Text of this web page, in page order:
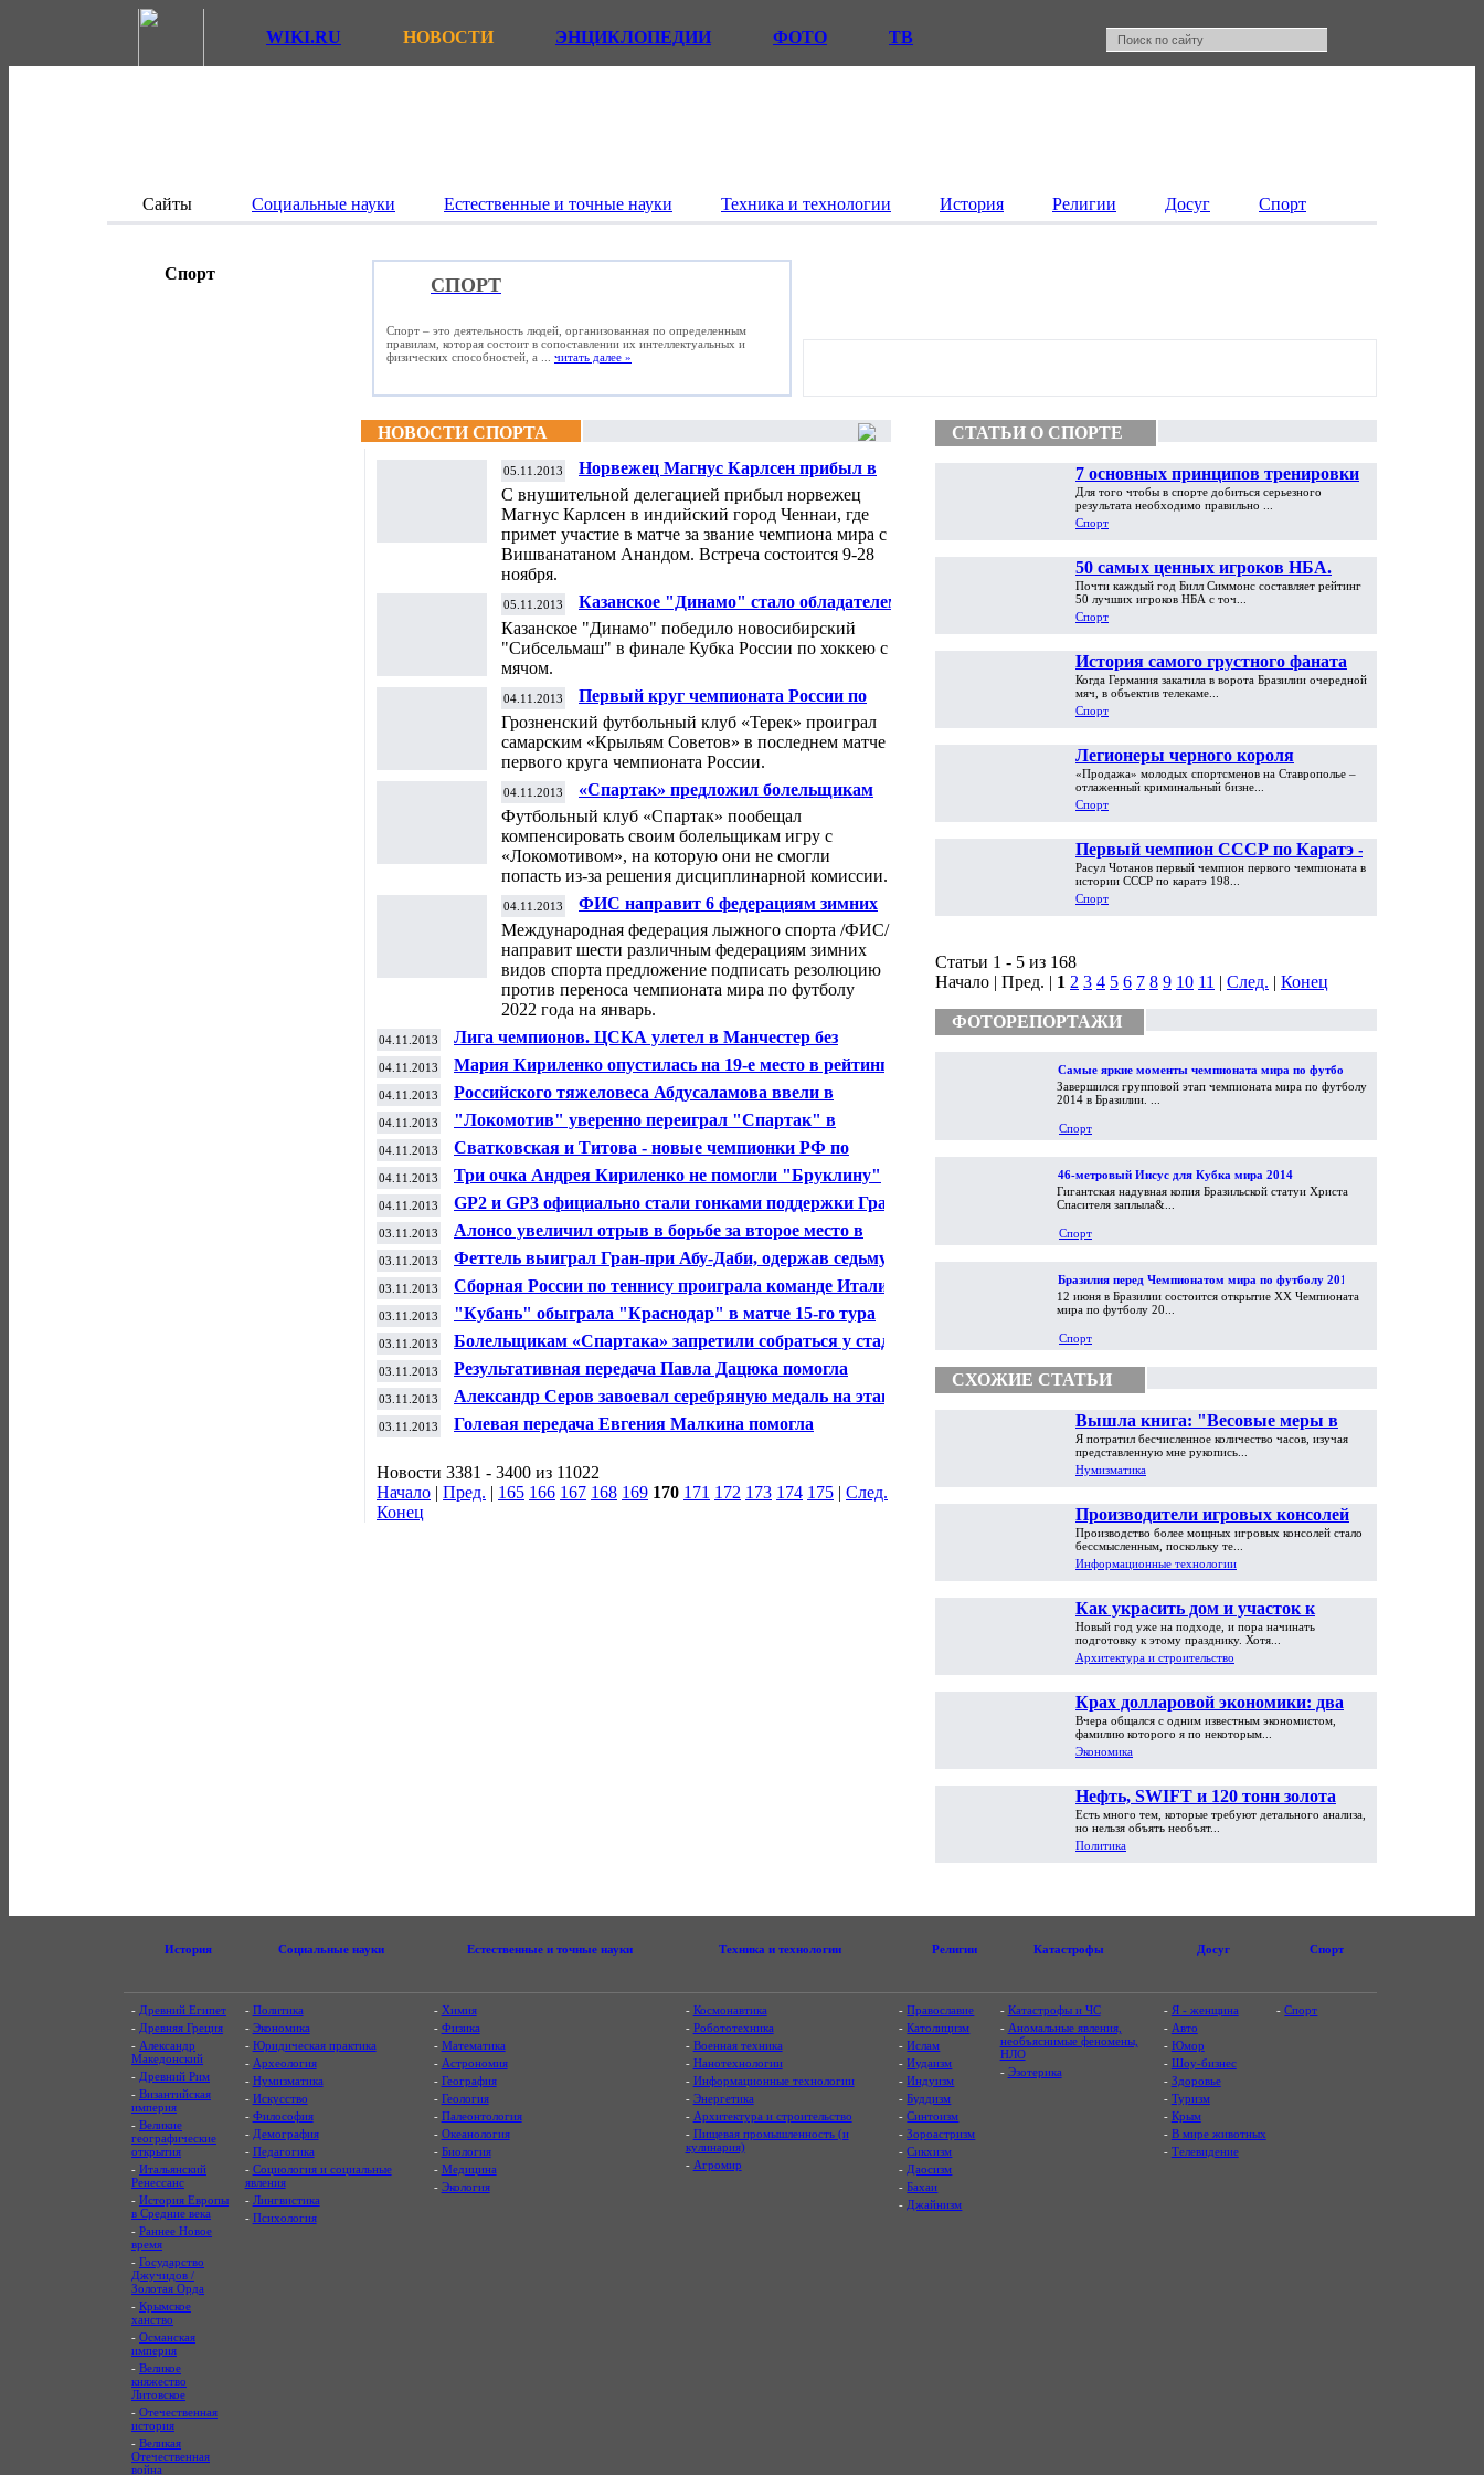
WIKI.RU НОВОСТИ ЭНЦИКЛОПЕДИИ ФОТО ТВ
Сайты Социальные науки Естественные и точные науки Техника и технологии История Религии Досуг Спорт
Спорт
СПОРТ
Спорт – это деятельность людей, организованная по определенным
правилам, которая состоит в сопоставлении их интеллектуальных и
физических способностей, а ... читать далее »
НОВОСТИ СПОРТА
05.11.2013
Норвежец Магнус Карлсен прибыл в
Индию на матч за мировую шахматную
корону с поваром и телохранителем
С внушительной делегацией прибыл норвежец
Магнус Карлсен в индийский город Ченнаи, где
примет участие в матче за звание чемпиона мира с
Вишванатаном Анандом. Встреча состоится 9-28
ноября.
05.11.2013
Казанское "Динамо" стало обладателем
Кубка России по бенди
Казанское "Динамо" победило новосибирский
"Сибсельмаш" в финале Кубка России по хоккею с
мячом.
04.11.2013
Первый круг чемпионата России по
футболу завершился поражением «Терека»
Грозненский футбольный клуб «Терек» проиграл
самарским «Крыльям Советов» в последнем матче
первого круга чемпионата России.
04.11.2013
«Спартак» предложил болельщикам
компенсацию за пропущенный матч
Футбольный клуб «Спартак» пообещал
компенсировать своим болельщикам игру с
«Локомотивом», на которую они не смогли
попасть из-за решения дисциплинарной комиссии.
04.11.2013
ФИС направит 6 федерациям зимних
видов спорта резолюцию против переноса
ЧМ-2022 по футболу на январь
Международная федерация лыжного спорта /ФИС/
направит шести различным федерациям зимних
видов спорта предложение подписать резолюцию
против переноса чемпионата мира по футболу
2022 года на январь.
04.11.2013
Лига чемпионов. ЦСКА улетел в Манчестер без
Березуцкого
04.11.2013
Мария Кириленко опустилась на 19-е место в рейтинг-
листе ВТА
04.11.2013
Российского тяжеловеса Абдусаламова ввели в
искусственную кому
04.11.2013
"Локомотив" уверенно переиграл "Спартак" в
безмолвном Черкизово
04.11.2013
Сватковская и Титова - новые чемпионки РФ по
художественной гимнастике
04.11.2013
Три очка Андрея Кириленко не помогли "Бруклину"
выиграть у "Орландо" в матче НБА
04.11.2013
GP2 и GP3 официально стали гонками поддержки Гран-
при "Ф-1" в Сочи
03.11.2013
Алонсо увеличил отрыв в борьбе за второе место в
чемпионате "Ф-1"
03.11.2013
Феттель выиграл Гран-при Абу-Даби, одержав седьмую
победу подряд в чемпионате
03.11.2013
Сборная России по теннису проиграла команде Италии в
финале Кубка Федерации
03.11.2013
"Кубань" обыграла "Краснодар" в матче 15-го тура
чемпионата России
03.11.2013
Болельщикам «Спартака» запретили собраться у стадиона
«Локомотив»
03.11.2013
Результативная передача Павла Дацюка помогла
"Детройту" переиграть "Эдмонтон" в матче НХЛ
03.11.2013
Александр Серов завоевал серебряную медаль на этапе
Кубка мира по велоспорту на треке
03.11.2013
Голевая передача Евгения Малкина помогла
Новости 3381 - 3400 из 11022
Начало | Пред. | 165 166 167 168 169 170 171 172 173 174 175 | След.
Конец
СТАТЬИ О СПОРТЕ
7 основных принципов тренировки
Для того чтобы в спорте добиться серьезного
результата необходимо правильно ...
Спорт
50 самых ценных игроков НБА.
Часть первая
Почти каждый год Билл Симмонс составляет рейтинг
50 лучших игроков НБА с точ...
Спорт
История самого грустного фаната
мира. «На ЧМ-2002 я обменял
машину на PlayStation»
Когда Германия закатила в ворота Бразилии очередной
мяч, в объектив телекаме...
Спорт
Легионеры черного короля
«Продажа» молодых спортсменов на Ставрополье –
отлаженный криминальный бизне...
Спорт
Первый чемпион СССР по Каратэ -
Расул Чотанов
Расул Чотанов первый чемпион первого чемпионата в
истории СССР по каратэ 198...
Спорт
Статьи 1 - 5 из 168
Начало | Пред. | 1 2 3 4 5 6 7 8 9 10 11 | След. | Конец
ФОТОРЕПОРТАЖИ
Самые яркие моменты чемпионата мира по футболу
2014
Завершился групповой этап чемпионата мира по футболу
2014 в Бразилии. ...
Спорт
46-метровый Иисус для Кубка мира 2014
Гигантская надувная копия Бразильской статуи Христа
Спасителя заплыла&...
Спорт
Бразилия перед Чемпионатом мира по футболу 2014
12 июня в Бразилии состоится открытие XX Чемпионата
мира по футболу 20...
Спорт
СХОЖИЕ СТАТЬИ
Вышла книга: "Весовые меры в
торговой практике Античности и
Средневековья"
Я потратил бесчисленное количество часов, изучая
представленную мне рукопись...
Нумизматика
Производители игровых консолей
достигли предела возможностей
Производство более мощных игровых консолей стало
бессмысленным, поскольку те...
Информационные технологии
Как украсить дом и участок к
Новому году
Новый год уже на подходе, и пора начинать
подготовку к этому празднику. Хотя...
Архитектура и строительство
Крах долларовой экономики: два
пути обрушения
Вчера общался с одним известным экономистом,
фамилию которого я по некоторым...
Экономика
Нефть, SWIFT и 120 тонн золота
Есть много тем, которые требуют детального анализа,
но нельзя объять необъят...
Политика
История Социальные науки Естественные и точные науки Техника и технологии Религии Катастрофы Досуг Спорт
- Древний Египет
- Древняя Греция
- Александр
Македонский
- Древний Рим
- Византийская
империя
- Великие
географические
открытия
- Итальянский
Ренессанс
- История Европы
в Средние века
- Раннее Новое
время
- Государство
Джучидов /
Золотая Орда
- Крымское
ханство
- Османская
империя
- Великое
княжество
Литовское
- Отечественная
история
- Великая
Отечественная
война
- Политика
- Экономика
- Юридическая практика
- Археология
- Нумизматика
- Искусство
- Философия
- Демография
- Педагогика
- Социология и социальные
явления
- Лингвистика
- Психология
- Химия
- Физика
- Математика
- Астрономия
- География
- Геология
- Палеонтология
- Океанология
- Биология
- Медицина
- Экология
- Космонавтика
- Робототехника
- Военная техника
- Нанотехнологии
- Информационные технологии
- Энергетика
- Архитектура и строительство
- Пищевая промышленность (и
кулинария)
- Агромир
-Православие
-Католицизм
-Ислам
-Иудаизм
-Индуизм
-Буддизм
-Синтоизм
-Зороастризм
-Сикхизм
- Даосизм
-Бахаи
- Джайнизм
- Катастрофы и ЧС
- Аномальные явления,
необъяснимые феномены,
НЛО
- Эзотерика
- Я - женщина
- Авто
- Юмор
- Шоу-бизнес
- Здоровье
- Туризм
- Крым
- В мире животных
- Телевидение
-Спорт